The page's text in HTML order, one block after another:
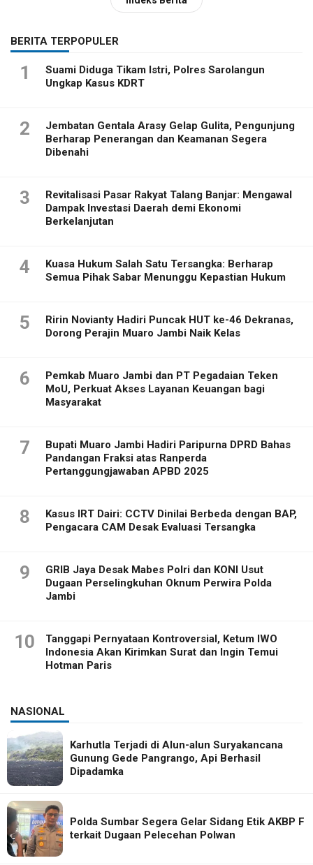
BERITA TERPOPULER
1
Suami Diduga Tikam Istri, Polres Sarolangun
Ungkap Kasus KDRT
2
Jembatan Gentala Arasy Gelap Gulita, Pengunjung
Berharap Penerangan dan Keamanan Segera
Dibenahi
3
Revitalisasi Pasar Rakyat Talang Banjar: Mengawal
Dampak Investasi Daerah demi Ekonomi
Berkelanjutan
4
Kuasa Hukum Salah Satu Tersangka: Berharap
Semua Pihak Sabar Menunggu Kepastian Hukum
5
Ririn Novianty Hadiri Puncak HUT ke-46 Dekranas,
Dorong Perajin Muaro Jambi Naik Kelas
6
Pemkab Muaro Jambi dan PT Pegadaian Teken
MoU, Perkuat Akses Layanan Keuangan bagi
Masyarakat
7
Bupati Muaro Jambi Hadiri Paripurna DPRD Bahas
Pandangan Fraksi atas Ranperda
Pertanggungjawaban APBD 2025
8
Kasus IRT Dairi: CCTV Dinilai Berbeda dengan BAP,
Pengacara CAM Desak Evaluasi Tersangka
9
GRIB Jaya Desak Mabes Polri dan KONI Usut
Dugaan Perselingkuhan Oknum Perwira Polda
Jambi
10
Tanggapi Pernyataan Kontroversial, Ketum IWO
Indonesia Akan Kirimkan Surat dan Ingin Temui
Hotman Paris
NASIONAL
Karhutla Terjadi di Alun-alun Suryakancana
Gunung Gede Pangrango, Api Berhasil
Dipadamka
Polda Sumbar Segera Gelar Sidang Etik AKBP F
terkait Dugaan Pelecehan Polwan